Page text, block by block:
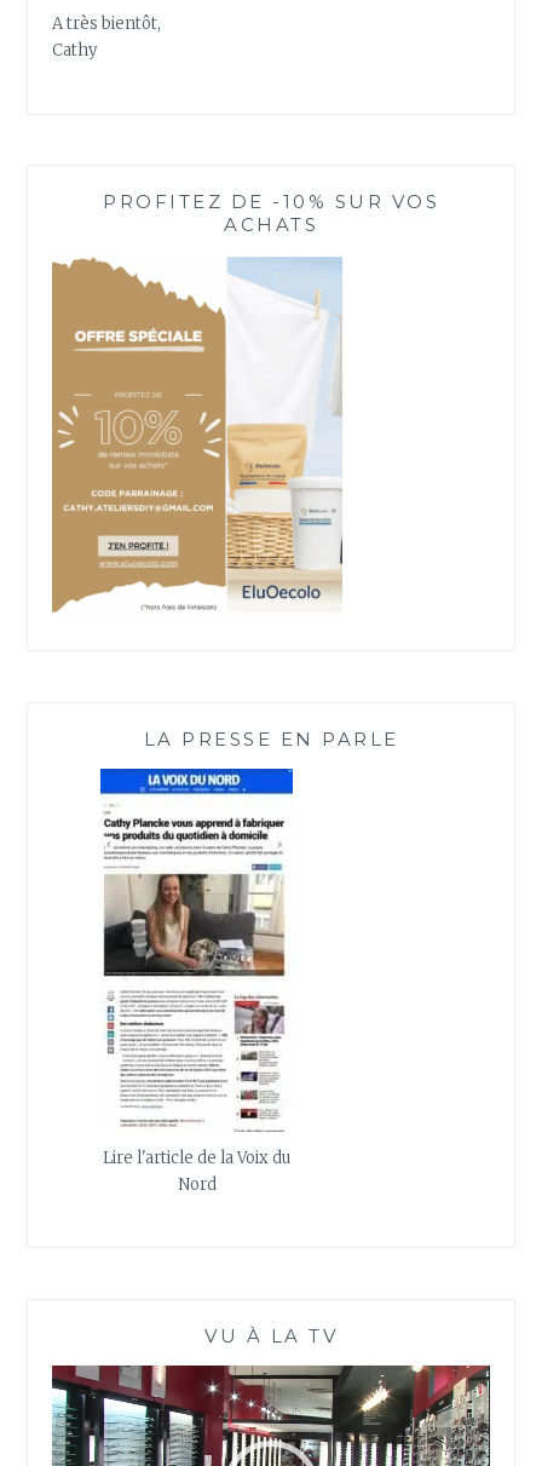
A très bientôt,
Cathy
PROFITEZ DE -10% SUR VOS
ACHATS
LA PRESSE EN PARLE
Lire l'article de la Voix du
Nord
VU À LA TV
Lecteur
vidéo